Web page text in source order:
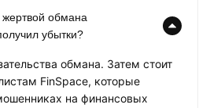
жертвой обмана
убытки?
обмана. Затем стоит
FinSpace, которые
на финансовых